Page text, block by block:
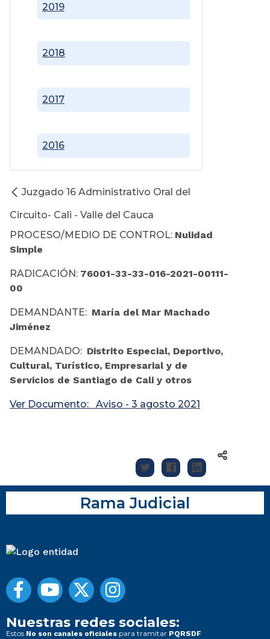
2016
2017
2018
2019
Juzgado 16 Administrativo Oral del
Circuito- Cali - Valle del Cauca
PROCESO/MEDIO DE CONTROL: Nulidad
Simple
RADICACIÓN: 76001-33-33-016-2021-00111-
00
DEMANDANTE: María del Mar Machado
Jiménez
DEMANDADO: Distrito Especial, Deportivo,
Cultural, Turístico, Empresarial y de
Servicios de Santiago de Cali y otros
Ver Documento: Aviso - 3 agosto 2021
Rama Judicial
Nuestras redes sociales:
Estos No son canales oficiales para tramitar PQRSDF